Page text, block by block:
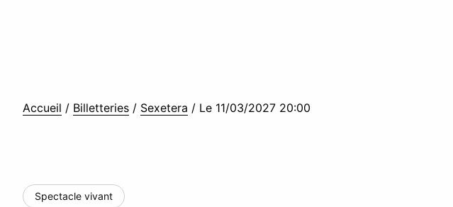
Accueil / Billetteries / Sexetera / Le 11/03/2027 20:00
Spectacle vivant